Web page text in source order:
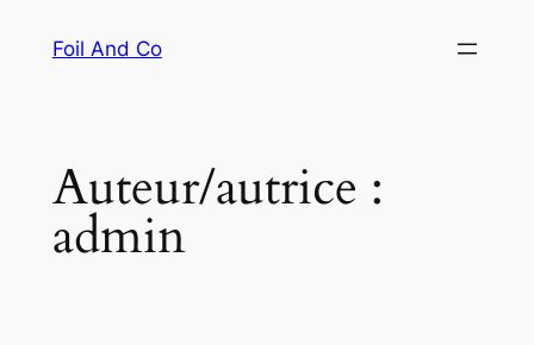
Foil And Co
Auteur/autrice :
admin